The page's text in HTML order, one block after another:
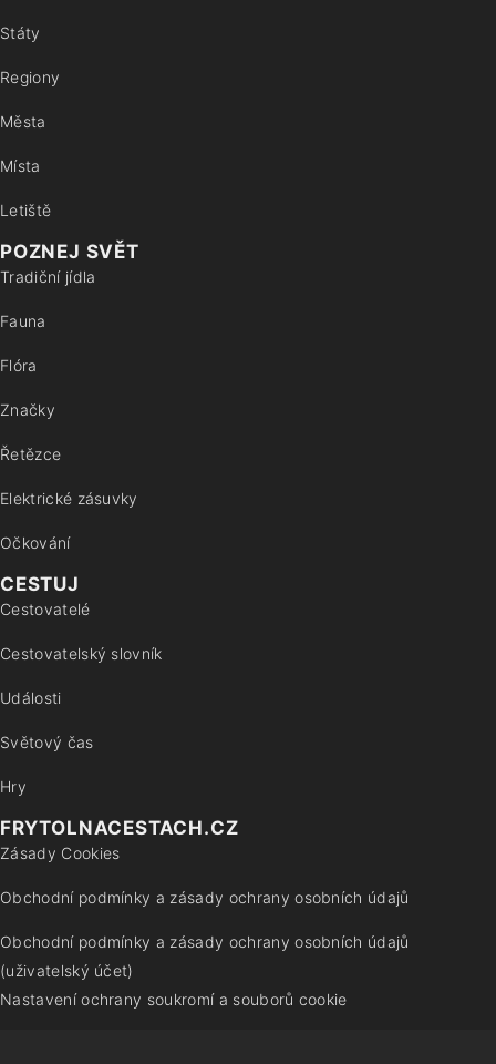
Státy
Regiony
Města
Místa
Letiště
POZNEJ SVĚT
Tradiční jídla
Fauna
Flóra
Značky
Řetězce
Elektrické zásuvky
Očkování
CESTUJ
Cestovatelé
Cestovatelský slovník
Události
Světový čas
Hry
FRYTOLNACESTACH.CZ
Zásady Cookies
Obchodní podmínky a zásady ochrany osobních údajů
Obchodní podmínky a zásady ochrany osobních údajů
(uživatelský účet)
Nastavení ochrany soukromí a souborů cookie